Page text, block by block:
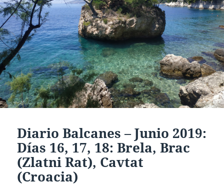
Diario Balcanes – Junio 2019:
Días 16, 17, 18: Brela, Brac
(Zlatni Rat), Cavtat
(Croacia)